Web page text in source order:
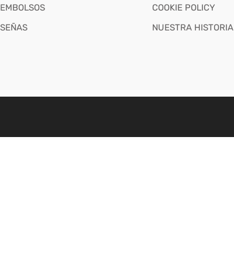
COOKIE POLICY
NUESTRA HISTORIA